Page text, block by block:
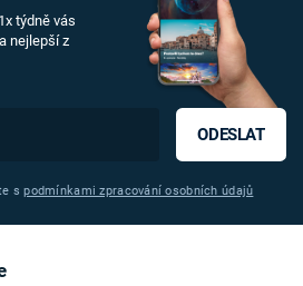
týdně vás
nejlepší z
ODESLAT
spodmínkami zpracování osobních údajů